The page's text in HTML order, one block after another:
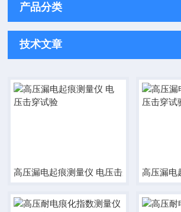
产品分类
技术文章
高压漏电起痕测量仪 电压击穿试验高压漏电